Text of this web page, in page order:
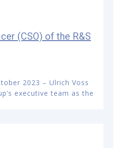
(CSO) of the R&S
2023 – Ulrich Voss
executive team as the